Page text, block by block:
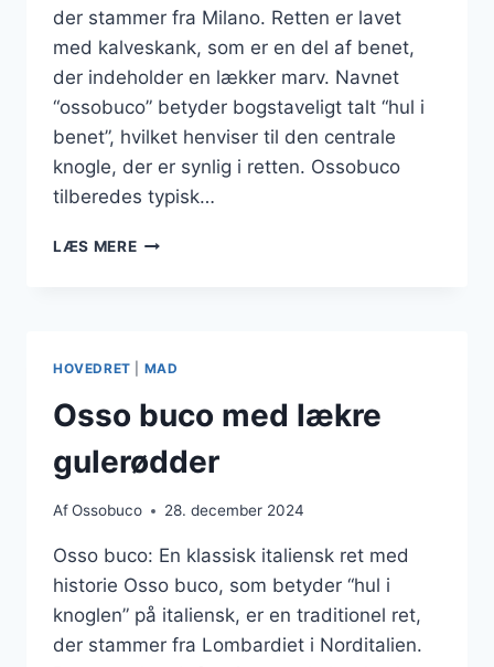
der stammer fra Milano. Retten er lavet
med kalveskank, som er en del af benet,
der indeholder en lækker marv. Navnet
“ossobuco” betyder bogstaveligt talt “hul i
benet”, hvilket henviser til den centrale
knogle, der er synlig i retten. Ossobuco
tilberedes typisk…
LÆS MEREOPSKRIFTER
HOVEDRET MAD
Osso buco med lækre
gulerødder
AfOssobuco 28. december 2024
Osso buco: En klassisk italiensk ret med
historie Osso buco, som betyder “hul i
knoglen” på italiensk, er en traditionel ret,
der stammer fra Lombardiet i Norditalien.